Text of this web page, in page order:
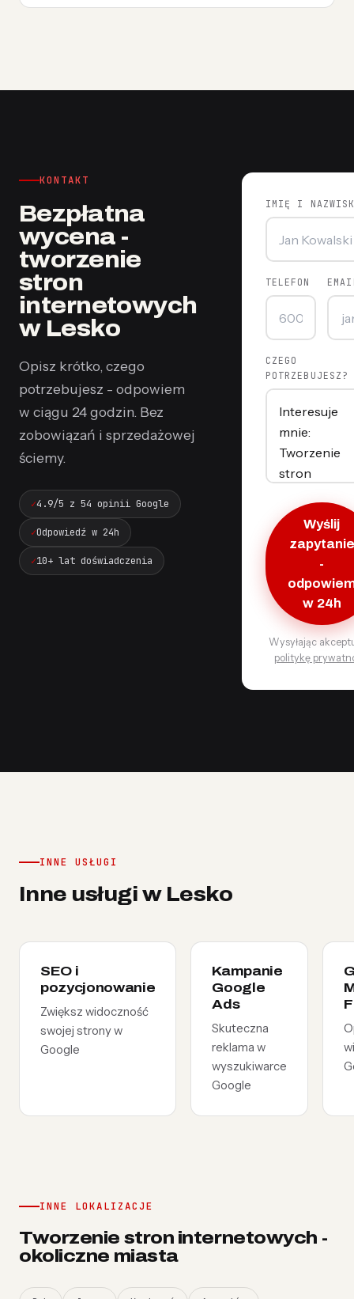
KONTAKT
Bezpłatna
wycena -
tworzenie
stron
internetowych
w Lesko
Opisz krótko, czego
potrzebujesz - odpowiem
w ciągu 24 godzin. Bez
zobowiązań i sprzedażowej
ściemy.
4.9/5 z 54 opinii Google
Odpowiedź w 24h
10+ lat doświadczenia
IMIĘ I
TELEFON
CZEGO
POTRZEBUJESZ?
Wyślij
zapytanie
-
w 24h
Wysyłając
politykę
INNE USŁUGI
Inne usługi w Lesko
SEO i
pozycjonowanie
Zwiększ widoczność
swojej strony w
Google
Kampanie
Google
Ads
Skuteczna
reklama w
wyszukiwarce
Google
INNE LOKALIZACJE
Tworzenie stron internetowych -
okoliczne miasta